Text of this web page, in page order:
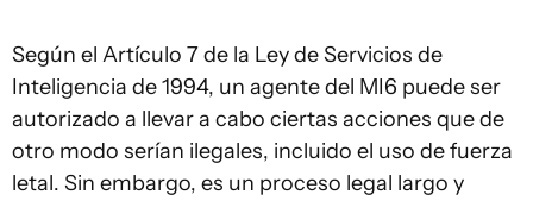
Según el Artículo 7 de la Ley de Servicios de
Inteligencia de 1994, un agente del MI6 puede ser
autorizado a llevar a cabo ciertas acciones que de
otro modo serían ilegales, incluido el uso de fuerza
letal. Sin embargo, es un proceso legal largo y